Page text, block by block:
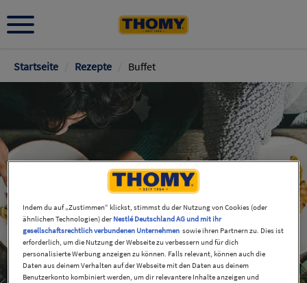
Pfadnavigation
Startseite Rezepte Buffet
Indem du auf „Zustimmen“ klickst, stimmst du der Nutzung von Cookies (oder
ähnlichen Technologien) der Nestlé Deutschland AG und mit ihr
gesellschaftsrechtlich verbundenen Unternehmen sowie ihren Partnern zu. Dies ist
erforderlich, um die Nutzung der Webseite zu verbessern und für dich
personalisierte Werbung anzeigen zu können. Falls relevant, können auch die
Daten aus deinem Verhalten auf der Webseite mit den Daten aus deinem
Benutzerkonto kombiniert werden, um dir relevantere Inhalte anzeigen und